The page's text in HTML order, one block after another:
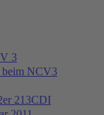
3
beim NCV3
213CDI